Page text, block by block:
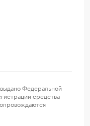
Федеральной
средства